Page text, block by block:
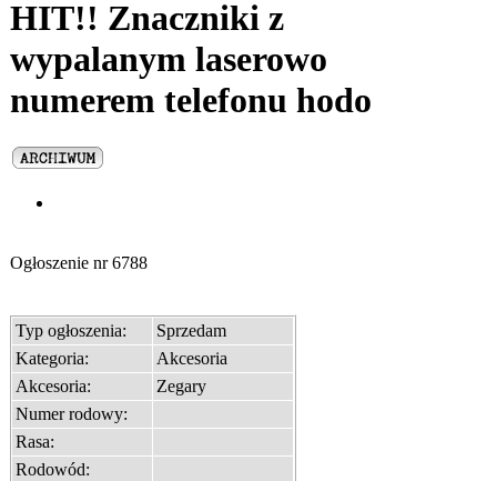
HIT!! Znaczniki z
wypalanym laserowo
numerem telefonu hodo
Ogłoszenie nr6788
Typ ogłoszenia:
Sprzedam
Kategoria:
Akcesoria
Akcesoria:
Zegary
Numer rodowy:
Rasa:
Rodowód: